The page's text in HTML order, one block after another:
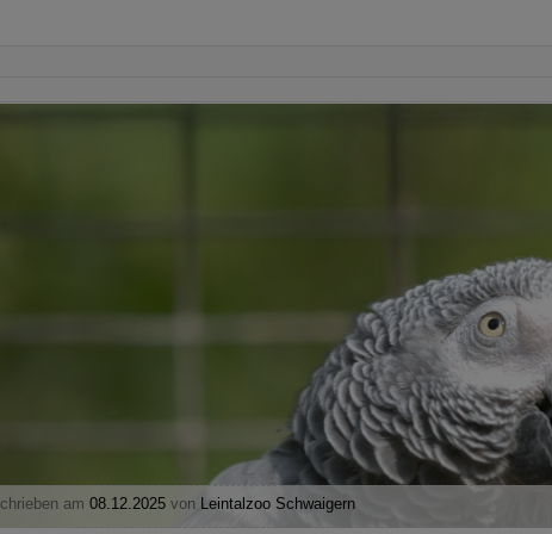
am 08.12.2025von Leintalzoo Schwaigern